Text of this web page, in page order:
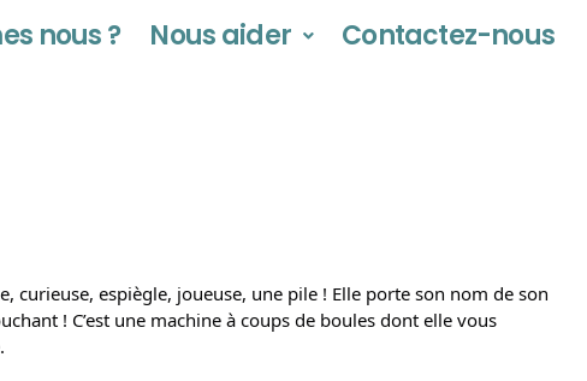
nous ? Nous aider Contactez-nous
curieuse, espiègle, joueuse, une pile ! Elle porte son nom de son
! C’est une machine à coups de boules dont elle vous
.